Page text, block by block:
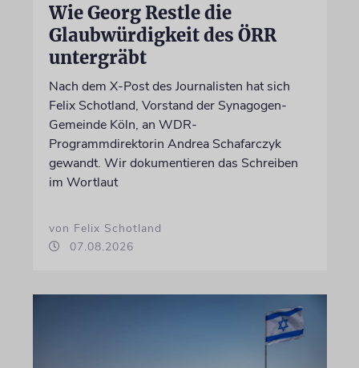
Wie Georg Restle die
Glaubwürdigkeit des ÖRR
untergräbt
Nach dem X-Post des Journalisten hat sich
Felix Schotland, Vorstand der Synagogen-
Gemeinde Köln, an WDR-
Programmdirektorin Andrea Schafarczyk
gewandt. Wir dokumentieren das Schreiben
im Wortlaut
von Felix Schotland
07.08.2026